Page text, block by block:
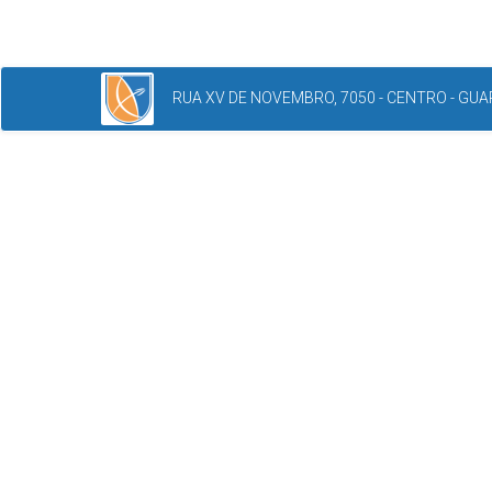
RUA XV DE NOVEMBRO, 7050 - CENTRO -